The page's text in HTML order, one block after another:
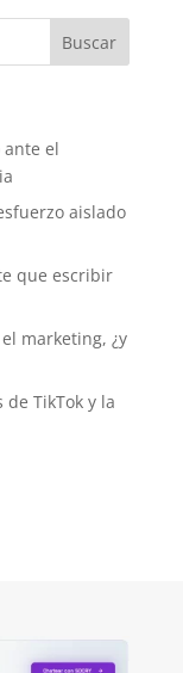
ante el
aislado
que escribir
marketing, ¿y
de TikTok y la